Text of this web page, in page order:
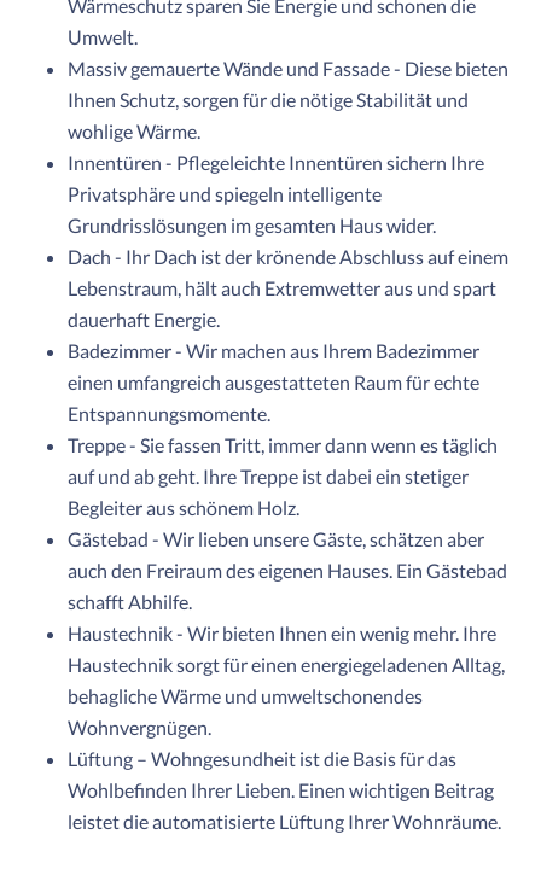
Wärmeschutz sparen Sie Energie und schonen die
Umwelt.
Massiv gemauerte Wände und Fassade - Diese bieten
Ihnen Schutz, sorgen für die nötige Stabilität und
wohlige Wärme.
Innentüren - Pflegeleichte Innentüren sichern Ihre
Privatsphäre und spiegeln intelligente
Grundrisslösungen im gesamten Haus wider.
Dach - Ihr Dach ist der krönende Abschluss auf einem
Lebenstraum, hält auch Extremwetter aus und spart
dauerhaft Energie.
Badezimmer - Wir machen aus Ihrem Badezimmer
einen umfangreich ausgestatteten Raum für echte
Entspannungsmomente.
Treppe - Sie fassen Tritt, immer dann wenn es täglich
auf und ab geht. Ihre Treppe ist dabei ein stetiger
Begleiter aus schönem Holz.
Gästebad - Wir lieben unsere Gäste, schätzen aber
auch den Freiraum des eigenen Hauses. Ein Gästebad
schafft Abhilfe.
Haustechnik - Wir bieten Ihnen ein wenig mehr. Ihre
Haustechnik sorgt für einen energiegeladenen Alltag,
behagliche Wärme und umweltschonendes
Wohnvergnügen.
Lüftung – Wohngesundheit ist die Basis für das
Wohlbefinden Ihrer Lieben. Einen wichtigen Beitrag
leistet die automatisierte Lüftung Ihrer Wohnräume.